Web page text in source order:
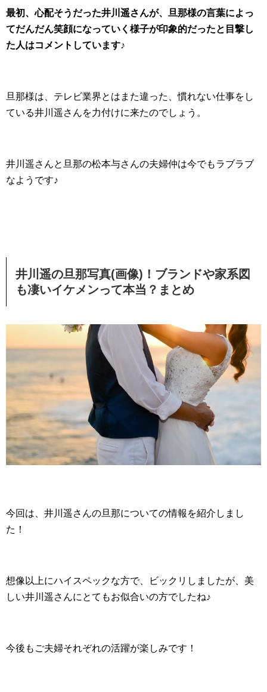
最初、心配そうだった井川遥さんが、旦那様の言葉によっ
てだんだん笑顔になっていく様子が印象的だったと目撃し
た人はコメントしています♪
旦那様は、テレビ業界とはまた違った、慣れない仕事をし
ている井川遥さんを力付けに来たのでしょう。
井川遥さんと旦那の松本与さんの夫婦仲は今でもラブラブ
なようです♪
井川遥の旦那写真(画像)！ブランドや家系図
も凄いイケメンって本当？まとめ
今回は、井川遥さんの旦那についての情報を紹介しまし
た！
想像以上にハイスペックな方で、ビックリしましたが、美
しい井川遥さんにとてもお似合いの方でしたね♪
今後もご夫婦それぞれの活躍が楽しみです！